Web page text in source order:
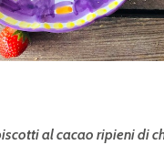
al cacao ripieni di